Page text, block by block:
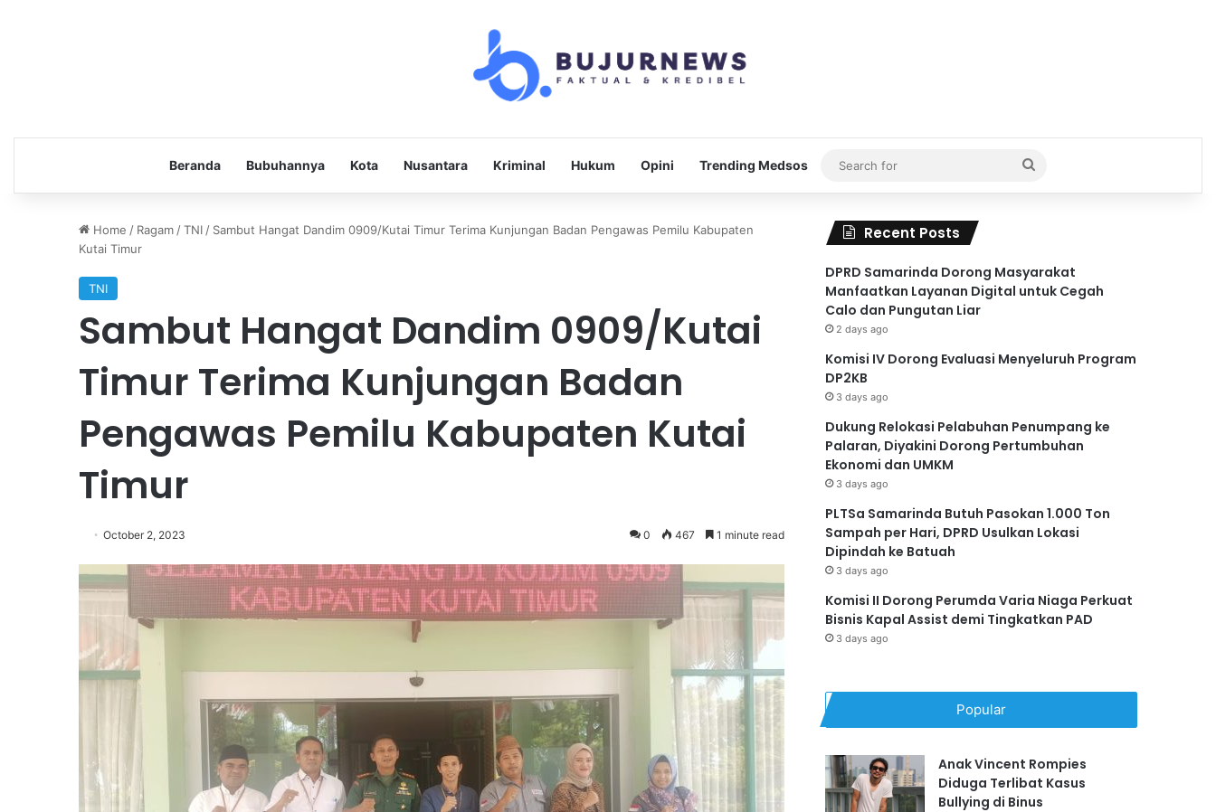
Beranda Bubuhannya Kota Nusantara Kriminal Hukum Opini Trending Medsos
Search
for
Home / Ragam /TNI / Sambut Hangat Dandim 0909/Kutai Timur Terima Kunjungan Badan Pengawas Pemilu Kabupaten
Kutai Timur
TNI
Sambut Hangat Dandim 0909/Kutai
Timur Terima Kunjungan Badan
Pengawas Pemilu Kabupaten Kutai
Timur
October 2, 2023 0 467 1 minute read
Recent Posts
DPRD Samarinda Dorong Masyarakat
Manfaatkan Layanan Digital untuk Cegah
Calo dan Pungutan Liar
2 days ago
Komisi IV Dorong Evaluasi Menyeluruh Program
DP2KB
3 days ago
Dukung Relokasi Pelabuhan Penumpang ke
Palaran, Diyakini Dorong Pertumbuhan
Ekonomi dan UMKM
3 days ago
PLTSa Samarinda Butuh Pasokan 1.000 Ton
Sampah per Hari, DPRD Usulkan Lokasi
Dipindah ke Batuah
3 days ago
Komisi II Dorong Perumda Varia Niaga Perkuat
Bisnis Kapal Assist demi Tingkatkan PAD
3 days ago
Popular
Anak Vincent Rompies
Diduga Terlibat Kasus
Bullying di Binus